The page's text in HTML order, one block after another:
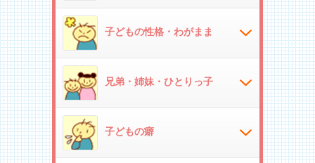
子どもの性格・わがまま
兄弟・姉妹・ひとりっ子
子どもの癖